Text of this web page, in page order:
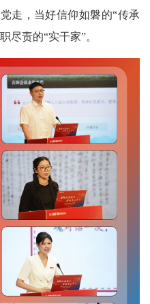
走，当好信仰如磐的“传承
尽责的“实干家”。